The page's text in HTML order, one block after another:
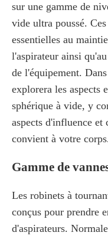
sur une gamme de
vide ultra poussé.
essentielles au
l'aspirateur ainsi
de l'équipement.
explorera les aspects
sphérique à vide, y
aspects d'influence
convient à votre
Gamme de
Les robinets à
conçus pour prendre
d'aspirateurs.